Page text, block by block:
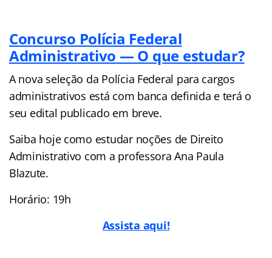
Concurso Polícia Federal
Administrativo — O que estudar?
A nova seleção da Polícia Federal para cargos
administrativos está com banca definida e terá o
seu edital publicado em breve.
Saiba hoje como estudar noções de Direito
Administrativo com a professora Ana Paula
Blazute.
Horário: 19h
Assista aqui!